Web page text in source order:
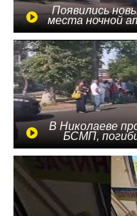
Появились
места ночной
В Николаеве
БСМП,